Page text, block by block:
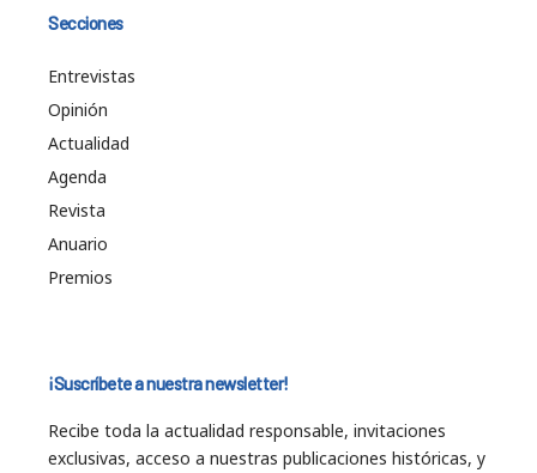
Secciones
Entrevistas
Opinión
Actualidad
Agenda
Revista
Anuario
Premios
¡Suscríbete a nuestra newsletter!
Recibe toda la actualidad responsable, invitaciones
exclusivas, acceso a nuestras publicaciones históricas, y